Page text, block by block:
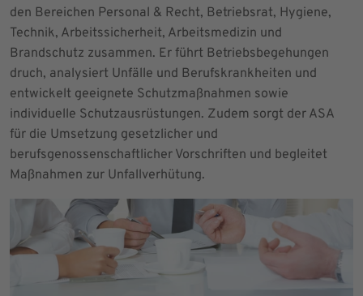
den Bereichen Personal & Recht, Betriebsrat, Hygiene,
Technik, Arbeitssicherheit, Arbeitsmedizin und
Brandschutz zusammen. Er führt Betriebsbegehungen
druch, analysiert Unfälle und Berufskrankheiten und
entwickelt geeignete Schutzmaßnahmen sowie
individuelle Schutzausrüstungen. Zudem sorgt der ASA
für die Umsetzung gesetzlicher und
berufsgenossenschaftlicher Vorschriften und begleitet
Maßnahmen zur Unfallverhütung.